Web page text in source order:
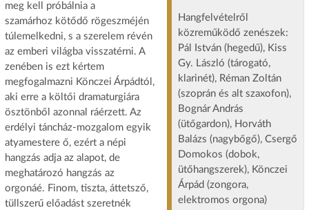
Hangfelvételről
közreműködő zenészek:
Pál István (hegedű), Kiss
Gy. László (tárogató,
klarinét), Réman Zoltán
(szoprán és alt szaxofon),
Bognár András
(ütőgardon), Horváth
Balázs (nagybőgő), Csergő
Domokos (dobok,
ütőhangszerek), Könczei
Árpád (zongora,
elektromos orgona)
meg kell próbálnia a
szamárhoz kötődő rögeszméjén
túlemelkedni, s a szerelem révén
az emberi világba visszatérni. A
zenében is ezt kértem
megfogalmazni Könczei Árpádtól,
aki erre a költői dramaturgiára
ösztönből azonnal ráérzett. Az
erdélyi táncház-mozgalom egyik
atyamestere ő, ezért a népi
hangzás adja az alapot, de
meghatározó hangzás az
orgonáé. Finom, tiszta, áttetsző,
tüllszerű előadást szeretnék